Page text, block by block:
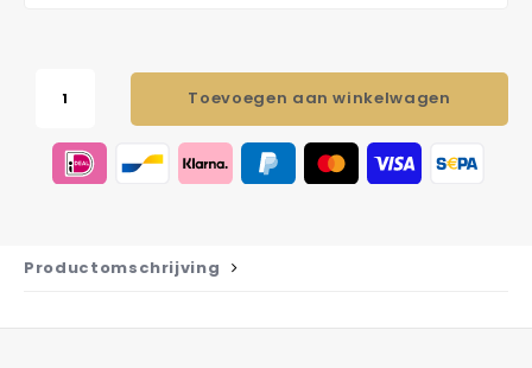
Toevoegen aan winkelwagen
Productomschrijving